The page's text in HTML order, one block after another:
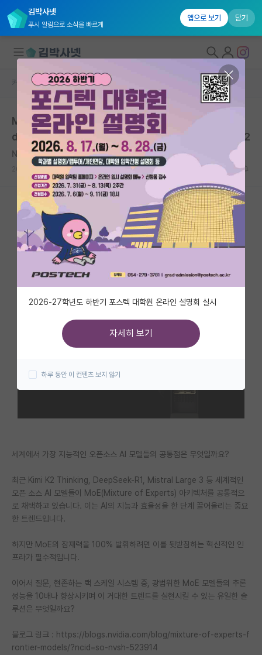
김박사넷
푸시 알림으로 소식을 빠르게
앱으로 보기 닫기
대학원생 모집
국내대학원 정보
연구실&오픈랩
커뮤니티
커뮤니티 홈
전체글보기
베스트 게시판
IF 명예의전당
자유 게시판(아무개랩)
미국 유학 게시판
미국 대학원 합격 후기 게시판
대학원 합격 후기 게시판
임용 정보 게시판
취업 게시판
임용 후기 게시판
PI 전용 게시판
특수/전문대학원 게시판
반도체/AI 게시판
장학금/장학생 게시판
커뮤니티 홈 학술 정보 게시판
MoE Powers the Most Intelligent Frontier AI Mo
dels, Runs 10x Faster on NVIDIA Blackwell NVL72
NVIDIA
2025.12.04 0 1049
세계에서 가장 지능적인 오픈소스 AI 모델들의 공통점은 무엇일까요?
최근 Kimi K2 Thinking, DeepSeek-R1, Mistral Large 3 등 세계적인
오픈 소스 AI 모델들이 MoE(Mixture of Experts) 아키텍처를 공통적으
로 채택하고 있습니다. 이는 AI의 지능과 효율성을 한 단계 끌어올리는 중요
한 트렌드입니다.
하지만 MoE의 잠재력을 100% 발휘하려면 이를 뒷받침하는 혁신적인 인
프라가 필수적입니다.
이어서 질문, 현존하는 랙 스케일 시스템 중, 광범위한 MoE 모델들의 추론
성능을 10배나 향상시키며 이 거대한 트렌드를 실현시킬 수 있는 유일한 솔
루션은 무엇일까요?
블로그 링크 : https://blogs.nvidia.com/blog/mixture-of-experts-f
rontier-models/?ncid=so-nvsh-523914
2026-27학년도 하반기 포스텍 대학원 온라인 설명회 실시
자세히 보기
하루 동안 이 컨텐츠 보지 않기